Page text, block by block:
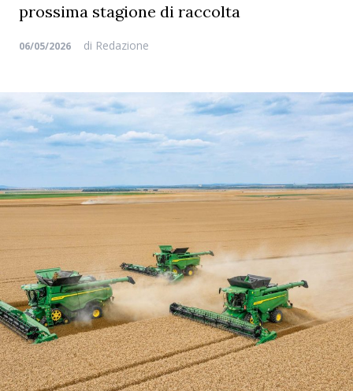
prossima stagione di raccolta
06/05/2026 di Redazione